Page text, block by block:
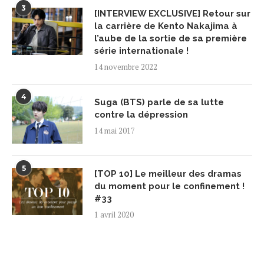
3
[INTERVIEW EXCLUSIVE] Retour sur
la carrière de Kento Nakajima à
l’aube de la sortie de sa première
série internationale !
14 novembre 2022
4
Suga (BTS) parle de sa lutte
contre la dépression
14 mai 2017
5
[TOP 10] Le meilleur des dramas
du moment pour le confinement !
#33
1 avril 2020